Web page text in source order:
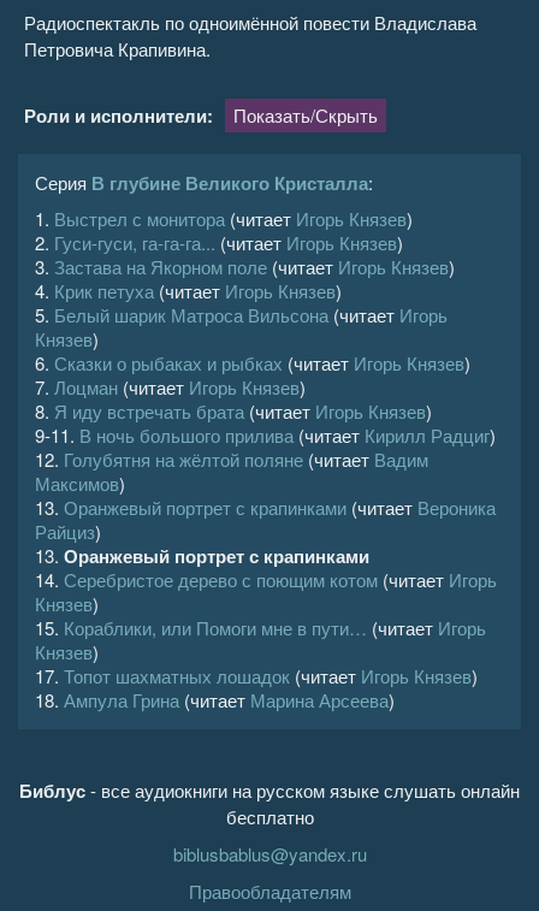
Радиоспектакль по одноимённой повести Владислава
Петровича Крапивина.
Роли и исполнители: Показать/Скрыть
Серия В глубине Великого Кристалла:
1. Выстрел с монитора (читает Игорь Князев)
2. Гуси-гуси, га-га-га... (читает Игорь Князев)
3. Застава на Якорном поле (читает Игорь Князев)
4. Крик петуха (читает Игорь Князев)
5. Белый шарик Матроса Вильсона (читает Игорь
Князев)
6. Сказки о рыбаках и рыбках (читает Игорь Князев)
7. Лоцман (читает Игорь Князев)
8. Я иду встречать брата (читает Игорь Князев)
9-11. В ночь большого прилива (читает Кирилл Радциг)
12. Голубятня на жёлтой поляне (читает Вадим
Максимов)
13. Оранжевый портрет с крапинками (читает Вероника
Райциз)
13. Оранжевый портрет с крапинками
14. Серебристое дерево с поющим котом (читает Игорь
Князев)
15. Кораблики, или Помоги мне в пути… (читает Игорь
Князев)
17. Топот шахматных лошадок (читает Игорь Князев)
18. Ампула Грина (читает Марина Арсеева)
Библус- все аудиокниги на русском языке слушать онлайн
бесплатно
biblusbablus@yandex.ru
Правообладателям